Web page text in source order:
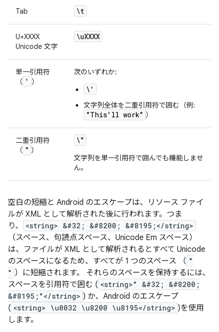
Tab \t
U+XXXX
Unicode 文字
\uXXXX
単一引用符
（ ' ）
次のいずれか:
\'
文字列全体を二重引用符で囲む（例:
"This'll work" ）
二重引用符
（ " ）
\"
文字列を単一引用符で囲んでも機能しませ
ん。
空白の短縮と Android のエスケープは、リソース ファイ
ルが XML として解析された後に行われます。つま
り、
<string> &#32; &#8200; &#8195;</string>
（スペース、句読点スペース、Unicode Em スペース）
は、ファイルが XML として解析されるとすべて Unicode
のスペースになるため、すべてが 1 つのスペース （ "
" ）に短縮されます。 それらのスペースを保持するには、
スペースを引用符で囲む ( <string>" &#32; &#8200;
&#8195;"</string> ) か、Android のエスケープ
( <string> \u0032 \u8200 \u8195</string> )を使用
します。